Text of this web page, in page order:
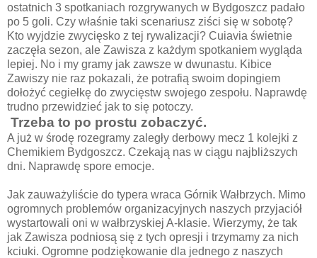
ostatnich 3 spotkaniach rozgrywanych w Bydgoszcz padało
po 5 goli. Czy właśnie taki scenariusz ziści się w sobotę?
Kto wyjdzie zwycięsko z tej rywalizacji? Cuiavia świetnie
zaczęła sezon, ale Zawisza z każdym spotkaniem wygląda
lepiej. No i my gramy jak zawsze w dwunastu. Kibice
Zawiszy nie raz pokazali, że potrafią swoim dopingiem
dołożyć cegiełkę do zwycięstw swojego zespołu. Naprawdę
trudno przewidzieć jak to się potoczy.
Trzeba to po prostu zobaczyć.
A już w środę rozegramy zaległy derbowy mecz 1 kolejki z
Chemikiem Bydgoszcz. Czekają nas w ciągu najbliższych
dni. Naprawdę spore emocje.
Jak zauważyliście do typera wraca Górnik Wałbrzych. Mimo
ogromnych problemów organizacyjnych naszych przyjaciół
wystartowali oni w wałbrzyskiej A-klasie. Wierzymy, że tak
jak Zawisza podniosą się z tych opresji i trzymamy za nich
kciuki. Ogromne podziękowanie dla jednego z naszych